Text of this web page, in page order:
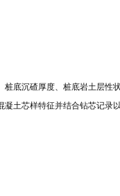
底沉碴厚度、桩底岩土层性
土芯样特征并结合钻芯记录